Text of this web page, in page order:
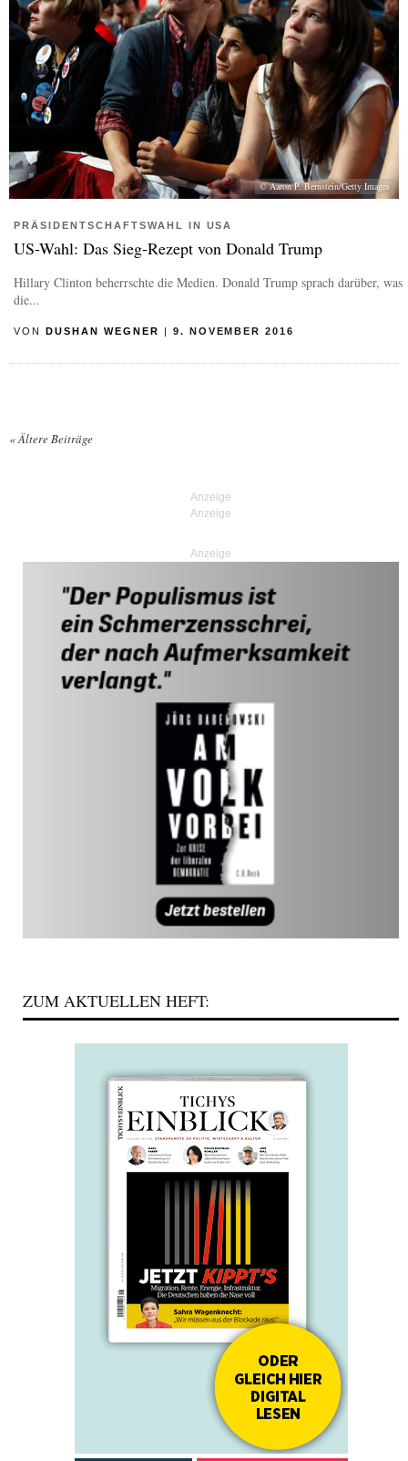
© Aaron P. Bernstein/Getty Images
PRÄSIDENTSCHAFTSWAHL IN USA
US-Wahl: Das Sieg-Rezept von Donald Trump
Hillary Clinton beherrschte die Medien. Donald Trump sprach darüber, was
die...
VON DUSHAN WEGNER | 9. NOVEMBER 2016
«Ältere Beiträge
Anzeige
ZUM AKTUELLEN HEFT: